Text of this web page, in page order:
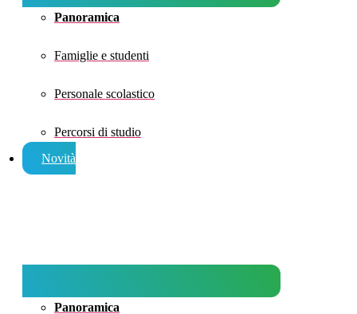
Panoramica
Famiglie e studenti
Personale scolastico
Percorsi di studio
Novità
Panoramica